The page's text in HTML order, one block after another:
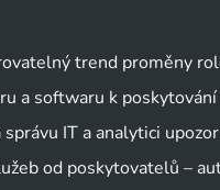
trend proměny
a softwaru k
IT a analytici
od poskytovatelů –